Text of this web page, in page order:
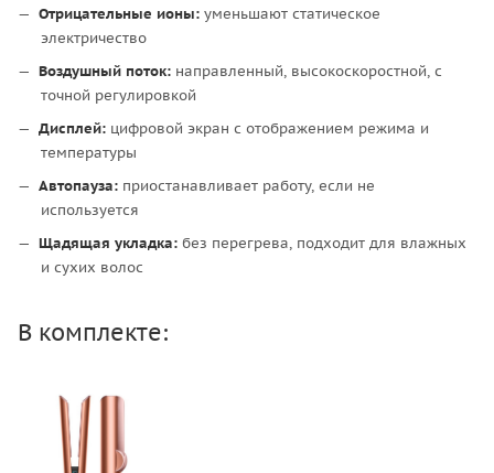
Отрицательные ионы: уменьшают статическое
электричество
Воздушный поток: направленный, высокоскоростной, с
точной регулировкой
Дисплей: цифровой экран с отображением режима и
температуры
Автопауза: приостанавливает работу, если не
используется
Щадящая укладка: без перегрева, подходит для влажных
и сухих волос
В комплекте: